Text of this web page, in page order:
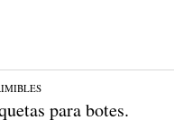
para botes.